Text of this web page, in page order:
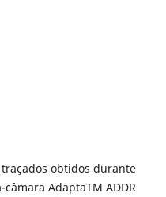
obtidos durante
AdaptaTM ADDR